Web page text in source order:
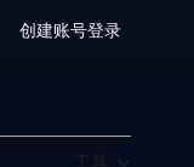
创建账号登录